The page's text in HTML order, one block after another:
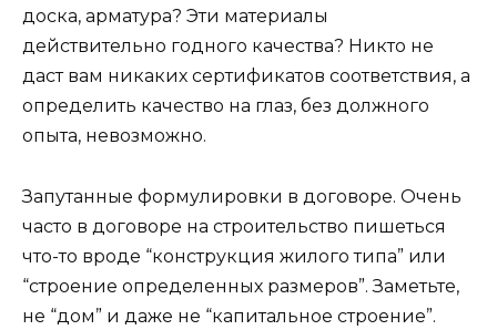
доска, арматура? Эти материалы
действительно годного качества? Никто не
даст вам никаких сертификатов соответствия, а
определить качество на глаз, без должного
опыта, невозможно.
Запутанные формулировки в договоре. Очень
часто в договоре на строительство пишеться
что-то вроде “конструкция жилого типа” или
“строение определенных размеров”. Заметьте,
не “дом” и даже не “капитальное строение”.